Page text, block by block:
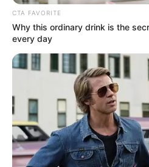
Simo
03/06/2021
"Besorgt euch
einem kurzen Instagram-Clip
Special "Bauer sucht Frau -
Babyglück" (8. Juni, 20:15 Uhr
eingestimmt: "Als kleiner
Taschentücher. Wir freuen
emotionalen
CTA FAVORITE
Why this ordinary drink is the
every day